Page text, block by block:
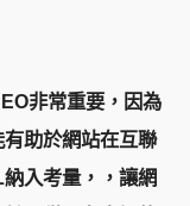
非常重要，因為
助於網站在互聯
入考量，，讓網